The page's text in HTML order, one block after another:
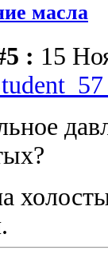
масла
: 15